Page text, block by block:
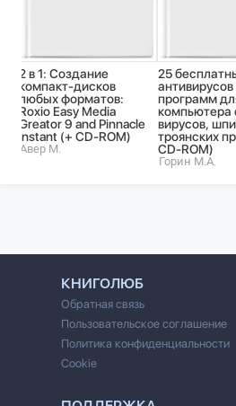
2 в 1: Создание
компакт-дисков
любых форматов:
Roxio Easy Media
Greator 9 and Pinnacle
Instant (+ CD-ROM)
Авер М.
25
антивирусов
программ
компьютера
вирусов,
троянских
CD-ROM)
Горин М.А.
КНИГОЛЮБ
Обратная связь
Пользовательское соглашение
Политика конфиденциальности
Cookie